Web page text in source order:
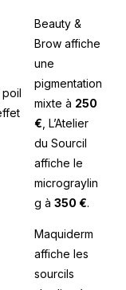
Beauty &
Brow affiche
une
pigmentation
mixte à 250
€ , L’Atelier
du Sourcil
affiche le
micrograylin
g à 350 €.
Maquiderm
affiche les
sourcils